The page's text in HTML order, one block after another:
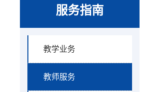
服务指南
教学业务
教师服务